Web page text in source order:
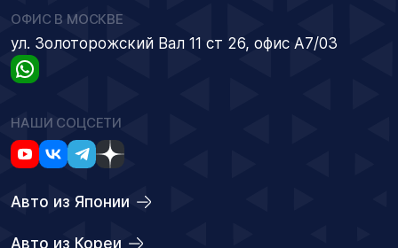
ОФИС В МОСКВЕ
ул. Золоторожский Вал 11 ст 26, офис А7/03
НАШИ СОЦСЕТИ
Авто из Японии
Авто из Кореи